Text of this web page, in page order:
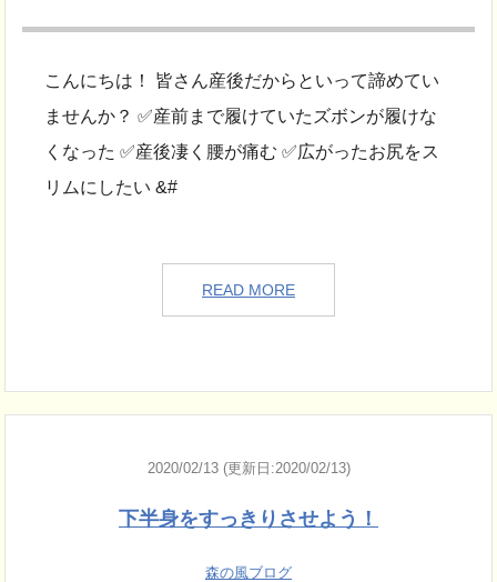
こんにちは！ 皆さん産後だからといって諦めてい
ませんか？ ✅産前まで履けていたズボンが履けな
くなった ✅産後凄く腰が痛む ✅広がったお尻をス
リムにしたい &#
READ MORE
2020/02/13 (更新日:2020/02/13)
下半身をすっきりさせよう！
森の風ブログ